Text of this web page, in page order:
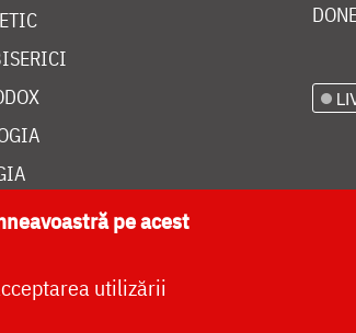
MEDIA
pe acest
utilizării